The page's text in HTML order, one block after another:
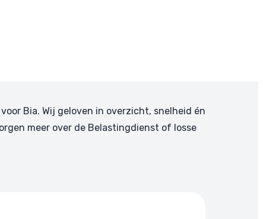
Bia. Wij geloven in overzicht, snelheid én
meer over de Belastingdienst of losse